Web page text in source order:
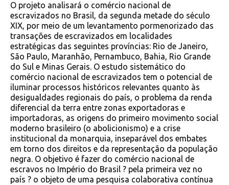
O projeto analisará o comércio nacional de
escravizados no Brasil, da segunda metade do século
XIX, por meio de um levantamento pormenorizado das
transações de escravizados em localidades
estratégicas das seguintes províncias: Rio de Janeiro,
São Paulo, Maranhão, Pernambuco, Bahia, Rio Grande
do Sul e Minas Gerais. O estudo sistemático do
comércio nacional de escravizados tem o potencial de
iluminar processos históricos relevantes quanto às
desigualdades regionais do país, o problema da renda
diferencial da terra entre zonas exportadoras e
importadoras, as origens do primeiro movimento social
moderno brasileiro (o abolicionismo) e a crise
institucional da monarquia, inseparável dos embates
em torno dos direitos e da representação da população
negra. O objetivo é fazer do comércio nacional de
escravos no Império do Brasil ? pela primeira vez no
país ? o objeto de uma pesquisa colaborativa contínua